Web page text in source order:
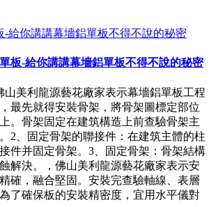
板-給你講講幕墻鋁單板不得不說的秘密
山美利龍源藝花廠家表示幕墻鋁單板工程
最先就得安裝骨架，將骨架圖標定部位
。骨架固定在建筑構造上前查驗骨架主
2、固定骨架的聯接件：在建筑主體的柱
接件并固定骨架。3、固定骨架：骨架結構
解決。，佛山美利龍源藝花廠家表示安
確，融合堅固。安裝完查驗軸線、表層
了確保板的安裝精密度，宜用水平儀對